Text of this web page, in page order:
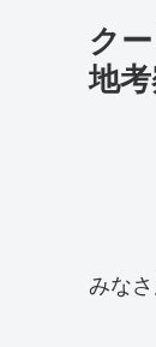
ク
地
みなさ